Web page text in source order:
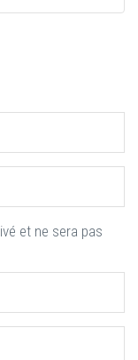
et ne sera pas